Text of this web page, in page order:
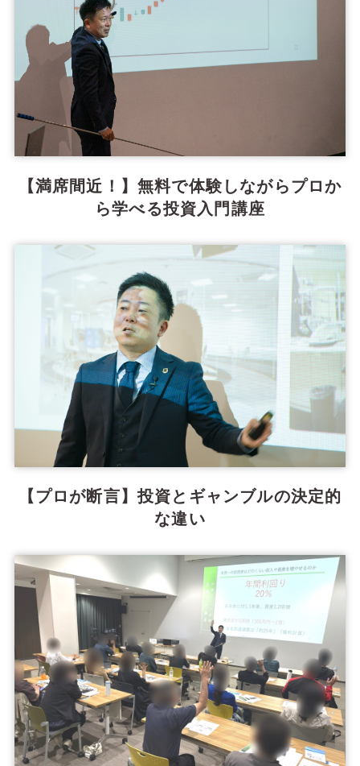
【満席間近！】無料で体験しながらプロか
ら学べる投資入門講座
【プロが断言】投資とギャンブルの決定的
な違い